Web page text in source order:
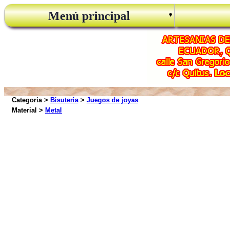
Menú principal
Categoria > Bisuteria> Juegos de joyas
Material > Metal